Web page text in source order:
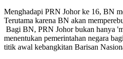
Menghadapi PRN Johor ke 16, BN
Terutama karena BN akan
Bagi BN, PRN Johor bukan hanya
menentukan pemerintahan negara
titik awal kebangkitan Barisan